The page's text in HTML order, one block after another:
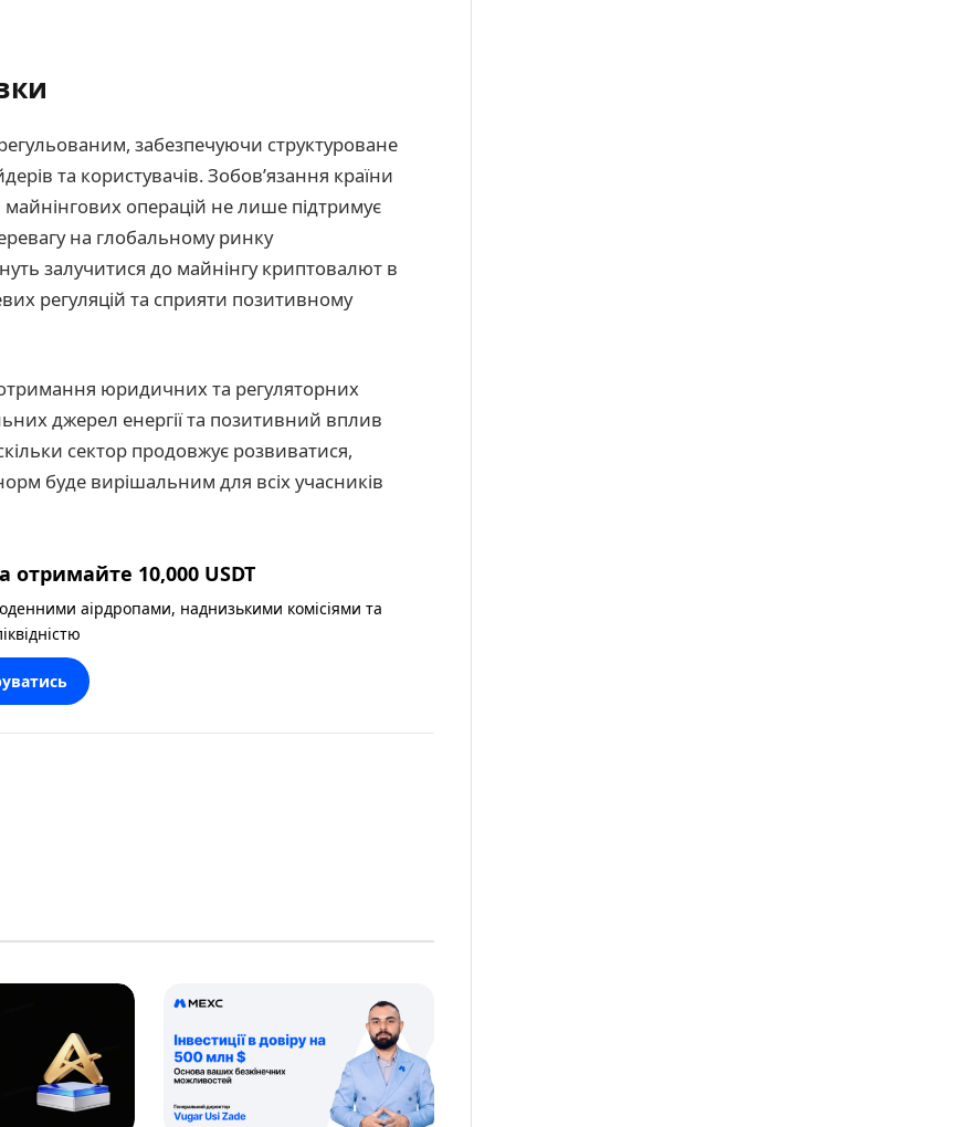
забезпечуючи структуроване
та користувачів. Зобов’язання країни
операцій не лише підтримує
на глобальному ринку
залучитися до майнінгу криптовалют в
регуляцій та сприяти позитивному
юридичних та регуляторних
джерел енергії та позитивний вплив
сектор продовжує розвиватися,
буде вирішальним для всіх учасників
отримайте 10,000 USDT
аірдропами, наднизькими комісіями та